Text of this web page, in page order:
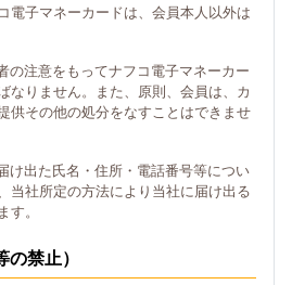
電子マネーカードは、会員本人以外は
の注意をもってナフコ電子マネーカー
なりません。また、原則、会員は、カ
供その他の処分をなすことはできませ
け出た氏名・住所・電話番号等につい
当社所定の方法により当社に届け出る
す。
禁止）